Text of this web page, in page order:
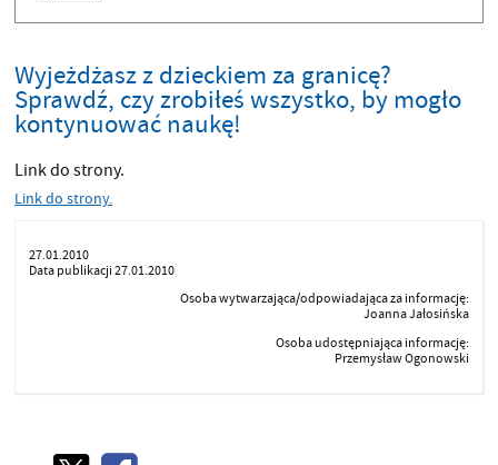
Wyjeżdżasz z dzieckiem za granicę?
Sprawdź, czy zrobiłeś wszystko, by mogło
kontynuować naukę!
Link do strony.
Link do strony.
27.01.2010
Data publikacji 27.01.2010
Osoba wytwarzająca/odpowiadająca za informację:
Joanna Jałosińska
Osoba udostępniająca informację:
Przemysław Ogonowski